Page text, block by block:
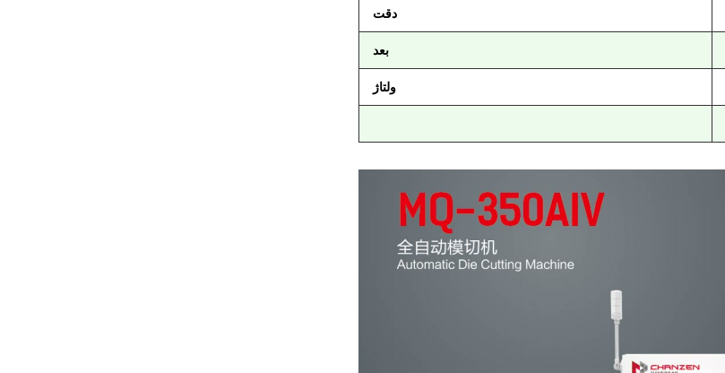
دقت
بعد
ولتاژ